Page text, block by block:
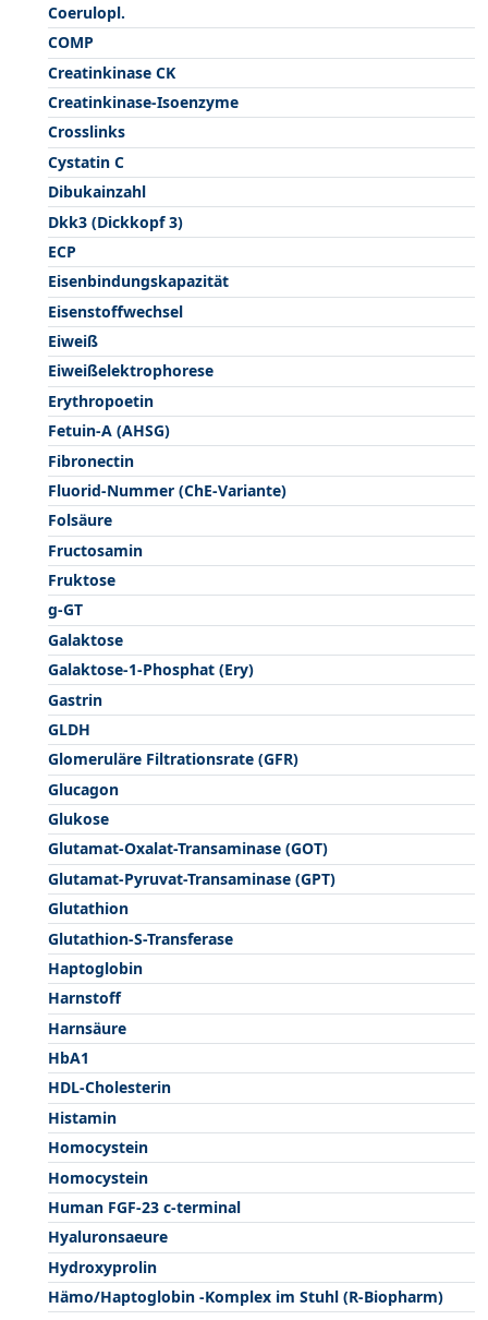
Coerulopl.
COMP
Creatinkinase CK
Creatinkinase-Isoenzyme
Crosslinks
Cystatin C
Dibukainzahl
Dkk3 (Dickkopf 3)
ECP
Eisenbindungskapazität
Eisenstoffwechsel
Eiweiß
Eiweißelektrophorese
Erythropoetin
Fetuin-A (AHSG)
Fibronectin
Fluorid-Nummer (ChE-Variante)
Folsäure
Fructosamin
Fruktose
g-GT
Galaktose
Galaktose-1-Phosphat (Ery)
Gastrin
GLDH
Glomeruläre Filtrationsrate (GFR)
Glucagon
Glukose
Glutamat-Oxalat-Transaminase (GOT)
Glutamat-Pyruvat-Transaminase (GPT)
Glutathion
Glutathion-S-Transferase
Haptoglobin
Harnstoff
Harnsäure
HbA1
HDL-Cholesterin
Histamin
Homocystein
Homocystein
Human FGF-23 c-terminal
Hyaluronsaeure
Hydroxyprolin
Hämo/Haptoglobin -Komplex im Stuhl (R-Biopharm)